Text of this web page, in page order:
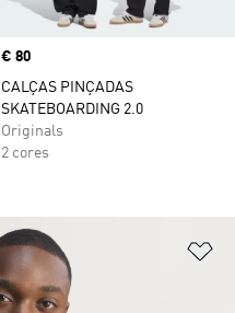
Price
€ 80
CALÇAS PINÇADAS
SKATEBOARDING 2.0
Originals
2 cores